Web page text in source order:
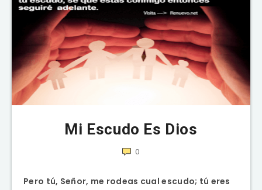
Mi Escudo Es Dios
0
Pero tú, Señor, me rodeas cual escudo; tú eres